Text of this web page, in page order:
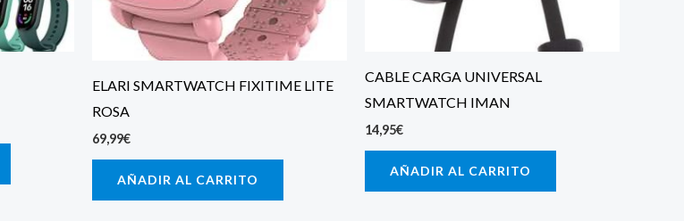
ELARI SMARTWATCH FIXITIME LITE
ROSA
69,99€
AÑADIR AL CARRITO
CABLE CARGA UNIVERSAL
SMARTWATCH IMAN
14,95€
AÑADIR AL CARRITO